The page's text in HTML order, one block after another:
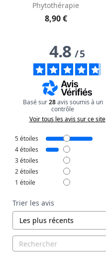
Phytothérapie
8,90 €
4.8/5
Basé sur28 avis soumis à un
contrôle
Voir tous les avis sur ce site
5étoiles
4étoiles
3étoiles
2étoiles
1 étoile
Trier les avis